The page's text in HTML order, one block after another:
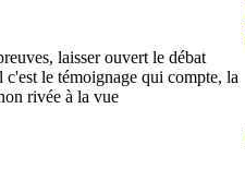
laisser ouvert le débat
le témoignage qui compte, la
rivée à la vue